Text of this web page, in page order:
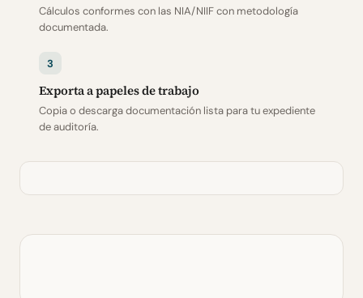
Cálculos conformes con las NIA/NIIF con metodología
documentada.
3
Exporta a papeles de trabajo
Copia o descarga documentación lista para tu expediente
de auditoría.